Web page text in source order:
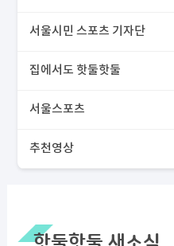
서울시민 스포츠 기자단
집에서도 핫둘핫둘
서울스포츠
추천영상